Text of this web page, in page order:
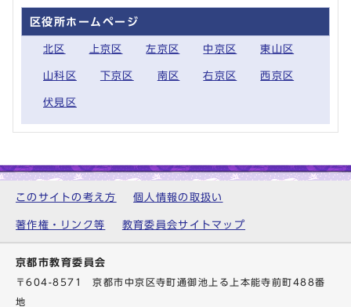
区役所ホームページ
北区 上京区 左京区 中京区 東山区
山科区 下京区 南区 右京区 西京区
伏見区
このサイトの考え方 個人情報の取扱い
著作権・リンク等 教育委員会サイトマップ
京都市教育委員会
〒604-8571 京都市中京区寺町通御池上る上本能寺前町488番
地